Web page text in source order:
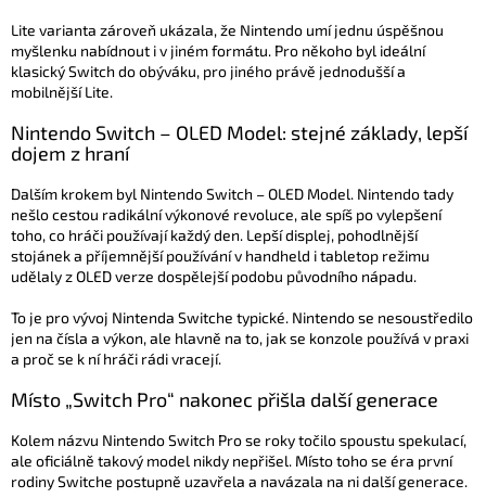
Lite varianta zároveň ukázala, že Nintendo umí jednu úspěšnou
myšlenku nabídnout i v jiném formátu. Pro někoho byl ideální
klasický Switch do obýváku, pro jiného právě jednodušší a
mobilnější Lite.
Nintendo Switch – OLED Model: stejné základy, lepší
dojem z hraní
Dalším krokem byl Nintendo Switch – OLED Model. Nintendo tady
nešlo cestou radikální výkonové revoluce, ale spíš po vylepšení
toho, co hráči používají každý den. Lepší displej, pohodlnější
stojánek a příjemnější používání v handheld i tabletop režimu
udělaly z OLED verze dospělejší podobu původního nápadu.
To je pro vývoj Nintenda Switche typické. Nintendo se nesoustředilo
jen na čísla a výkon, ale hlavně na to, jak se konzole používá v praxi
a proč se k ní hráči rádi vracejí.
Místo „Switch Pro“ nakonec přišla další generace
Kolem názvu Nintendo Switch Pro se roky točilo spoustu spekulací,
ale oficiálně takový model nikdy nepřišel. Místo toho se éra první
rodiny Switche postupně uzavřela a navázala na ni další generace.